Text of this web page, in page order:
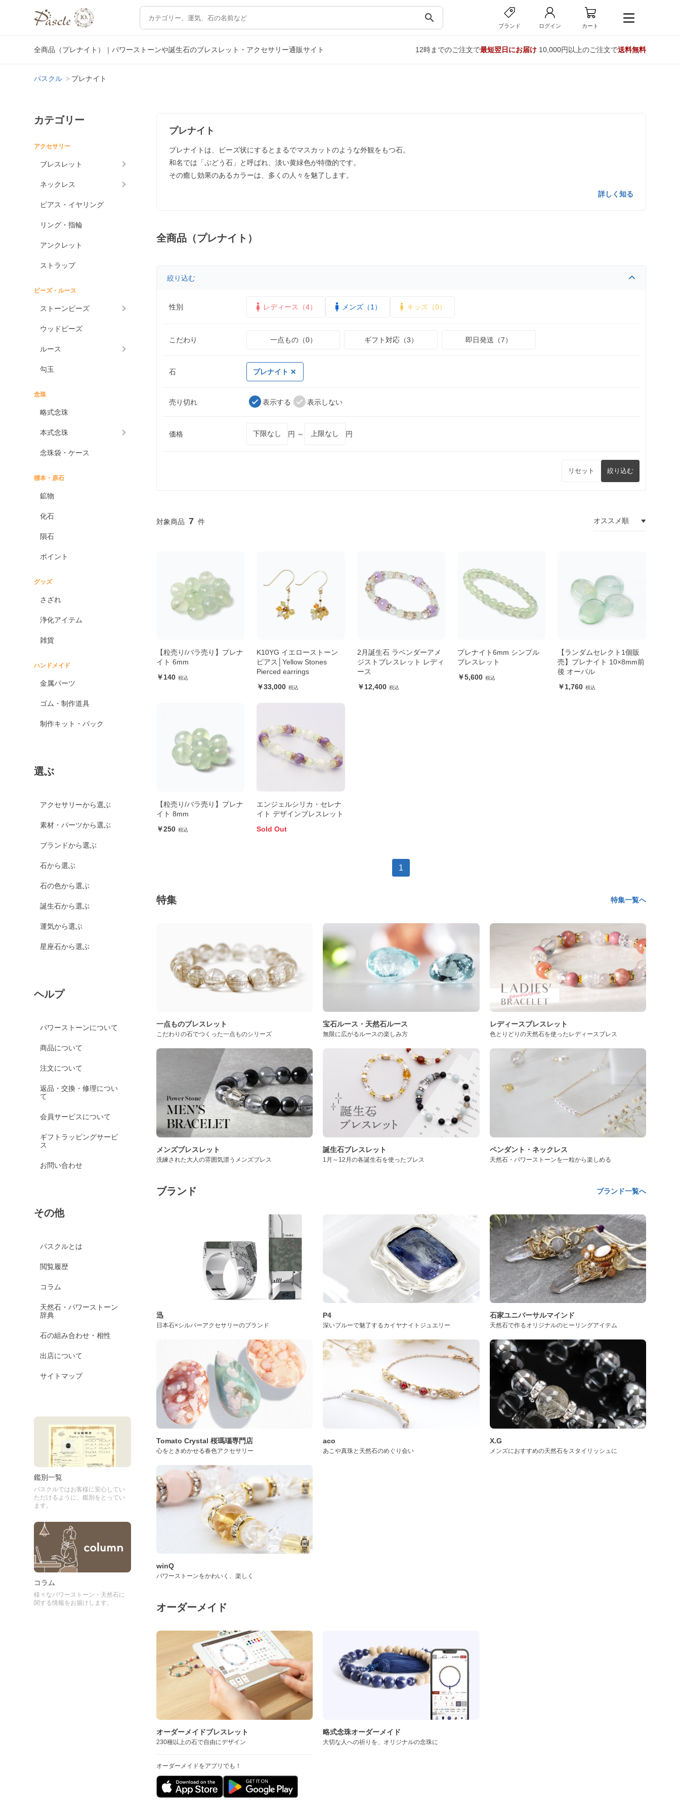
search
ブランド ログイン カート
全商品（プレナイト）｜パワーストーンや誕生石のブレスレット・アクセサリー通販サイト 12時までのご注文で最短翌日にお届け10,000円以上のご注文で送料無料
パスクル プレナイト
カテゴリー
アクセサリー
ブレスレット
ネックレス
ピアス・イヤリング
リング・指輪
アンクレット
ストラップ
ビーズ・ルース
ストーンビーズ
ウッドビーズ
ルース
勾玉
念珠
略式念珠
本式念珠
念珠袋・ケース
標本・原石
鉱物
化石
隕石
ポイント
グッズ
さざれ
浄化アイテム
雑貨
ハンドメイド
金属パーツ
ゴム・制作道具
制作キット・パック
選ぶ
アクセサリーから選ぶ
素材・パーツから選ぶ
ブランドから選ぶ
石から選ぶ
石の色から選ぶ
誕生石から選ぶ
運気から選ぶ
星座石から選ぶ
ヘルプ
パワーストーンについて
商品について
注文について
返品・交換・修理につい
て
会員サービスについて
ギフトラッピングサービ
ス
お問い合わせ
その他
パスクルとは
閲覧履歴
コラム
天然石・パワーストーン
辞典
石の組み合わせ・相性
出店について
サイトマップ
鑑別一覧
パスクルではお客様に安心してい
ただけるように、鑑別をとってい
ます。
コラム
様々なパワーストーン・天然石に
関する情報をお届けします。
プレナイト
プレナイトは、ビーズ状にするとまるでマスカットのような外観をもつ石。
和名では「ぶどう石」と呼ばれ、淡い黄緑色が特徴的です。
その癒し効果のあるカラーは、多くの人々を魅了します。
詳しく知る
全商品（プレナイト）
絞り込む
性別 レディース（4） メンズ（1） キッズ（0）
こだわり 一点もの（0） ギフト対応（3） 即日発送（7）
石 プレナイト
売り切れ 表示する 表示しない
価格 円 ～ 円
リセット 絞り込む
7
【粒売り/バラ売り】プレナ
イト 6mm
140
K10YG イエローストーン
ピアス│Yellow Stones
Pierced earrings
33,000
2月誕生石 ラベンダーアメ
ジストブレスレット レディ
ース
12,400
プレナイト6mm シンプル
ブレスレット
5,600
【ランダムセレクト1個販
売】プレナイト 10×8mm前
後 オーバル
1,760
【粒売り/バラ売り】プレナ
イト 8mm
250
エンジェルシリカ・セレナ
イト デザインブレスレット
Sold Out
1
特集 特集一覧へ
一点ものブレスレット
こだわりの石でつくった一点ものシリーズ
宝石ルース・天然石ルース
無限に広がるルースの楽しみ方
レディースブレスレット
色とりどりの天然石を使ったレディースブレス
メンズブレスレット
洗練された大人の雰囲気漂うメンズブレス
誕生石ブレスレット
1月～12月の各誕生石を使ったブレス
ペンダント・ネックレス
天然石・パワーストーンを一粒から楽しめる
ブランド ブランド一覧へ
迅
日本石×シルバーアクセサリーのブランド
P4
深いブルーで魅了するカイヤナイトジュエリー
石家ユニバーサルマインド
天然石で作るオリジナルのヒーリングアイテム
Tomato Crystal 桜瑪瑙専門店
心をときめかせる春色アクセサリー
aco
あこや真珠と天然石のめぐり会い
X.G
メンズにおすすめの天然石をスタイリッシュに
winQ
パワーストーンをかわいく、楽しく
オーダーメイド
オーダーメイドブレスレット
230種以上の石で自由にデザイン
オーダーメイドをアプリでも！
略式念珠オーダーメイド
大切な人への祈りを、オリジナルの念珠に